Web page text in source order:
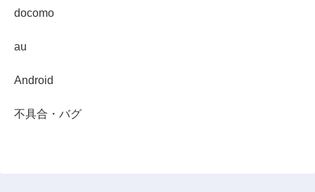
docomo
au
Android
不具合・バグ